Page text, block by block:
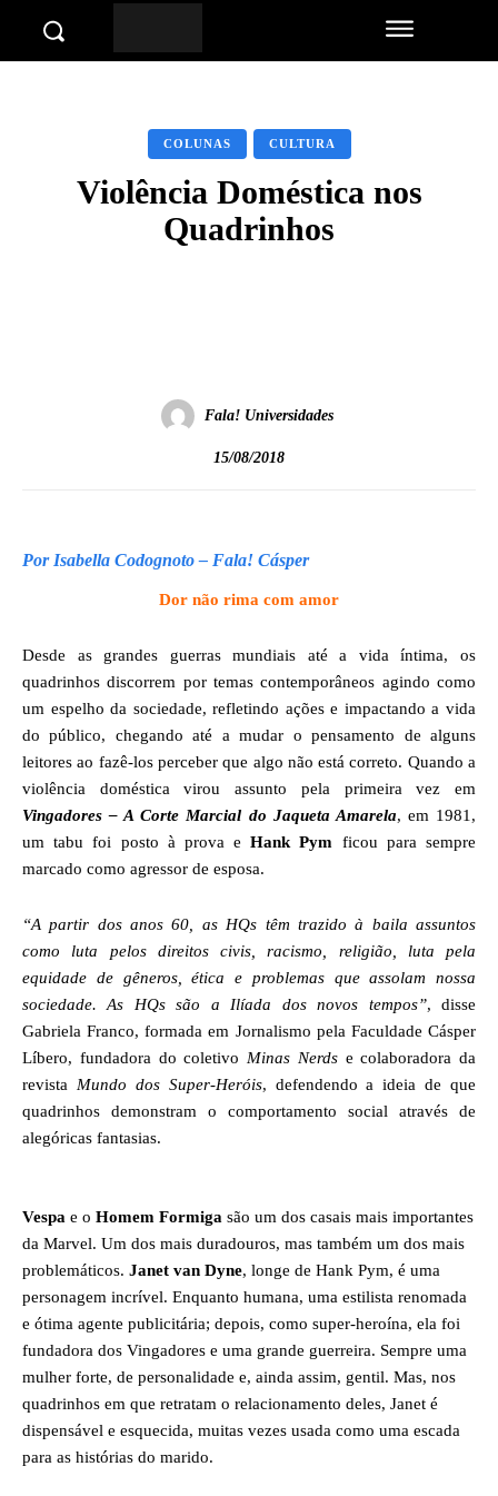
COLUNAS CULTURA
Violência Doméstica nos
Quadrinhos
Fala! Universidades
15/08/2018
Por Isabella Codognoto – Fala! Cásper
Dor não rima com amor
Desde as grandes guerras mundiais até a vida íntima, os
quadrinhos discorrem por temas contemporâneos agindo como
um espelho da sociedade, refletindo ações e impactando a vida
do público, chegando até a mudar o pensamento de alguns
leitores ao fazê-los perceber que algo não está correto. Quando a
violência doméstica virou assunto pela primeira vez em
Vingadores – A Corte Marcial do Jaqueta Amarela, em 1981,
um tabu foi posto à prova eHank Pym ficou para sempre
marcado como agressor de esposa.
“A partir dos anos 60, as HQs têm trazido à baila assuntos
como luta pelos direitos civis, racismo, religião, luta pela
equidade de gêneros, ética e problemas que assolam nossa
sociedade. As HQs são a Ilíada dos novos tempos”, disse
Gabriela Franco, formada em Jornalismo pela Faculdade Cásper
Líbero, fundadora do coletivo Minas Nerdse colaboradora da
revista Mundo dos Super-Heróis, defendendo a ideia de que
quadrinhos demonstram o comportamento social através de
alegóricas fantasias.
Vespa e o Homem Formiga são um dos casais mais importantes
da Marvel. Um dos mais duradouros, mas também um dos mais
problemáticos. Janet van Dyne, longe de Hank Pym, é uma
personagem incrível. Enquanto humana, uma estilista renomada
e ótima agente publicitária; depois, como super-heroína, ela foi
fundadora dos Vingadores e uma grande guerreira. Sempre uma
mulher forte, de personalidade e, ainda assim, gentil. Mas, nos
quadrinhos em que retratam o relacionamento deles, Janet é
dispensável e esquecida, muitas vezes usada como uma escada
para as histórias do marido.